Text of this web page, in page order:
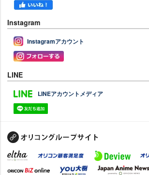
Instagram
Instagramアカウント
LINE
LINEアカウントメディア